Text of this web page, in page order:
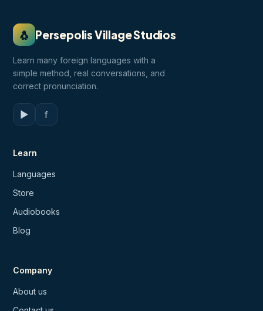
🐧 Persepolis Village Studios
Learn many foreign languages with a
simple method, real conversations, and
correct pronunciation.
▶ f
Learn
Languages
Store
Audiobooks
Blog
Company
About us